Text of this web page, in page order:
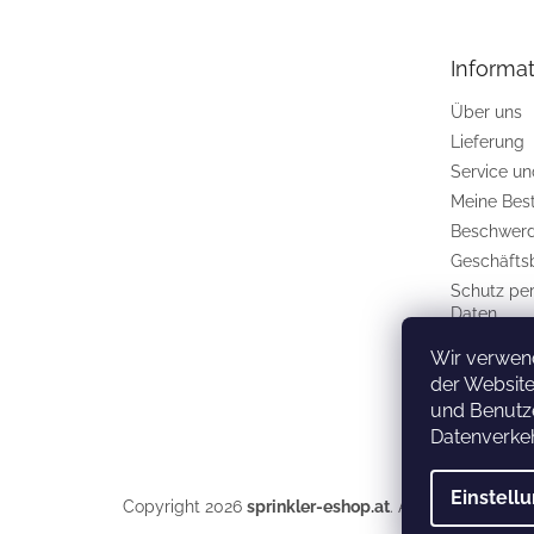
Wir
der
und
Über uns
Lieferung
Service
Meine
Schutz
Daten
Copyright 2026 sprinkler-eshop.at. Alle Rechte